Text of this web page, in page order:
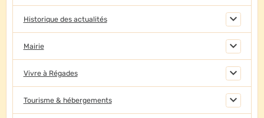
Historique des actualités
Mairie
Vivre à Régades
Tourisme & hébergements